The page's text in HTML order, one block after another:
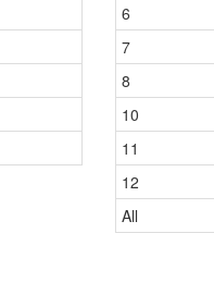
6
7
8
10
11
12
All